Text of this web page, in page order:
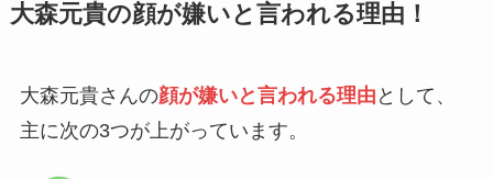
大森元貴の顔が嫌いと言われる理由！
大森元貴さんの顔が嫌いと言われる理由 として、
主に次の3つが上がっています。